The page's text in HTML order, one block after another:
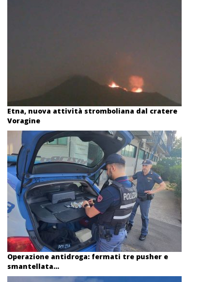
Etna, nuova attività stromboliana dal cratere
Voragine
Operazione antidroga: fermati tre pusher e
smantellata...